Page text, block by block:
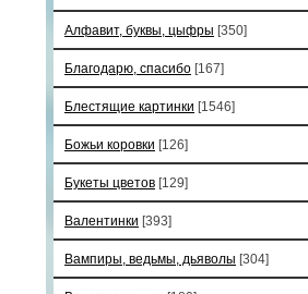
Алфавит, буквы, цыфры [350]
Благодарю, спасибо [167]
Блестящие картинки [1546]
Божьи коровки [126]
Букеты цветов [129]
Валентинки [393]
Вампиры, ведьмы, дьяволы [304]